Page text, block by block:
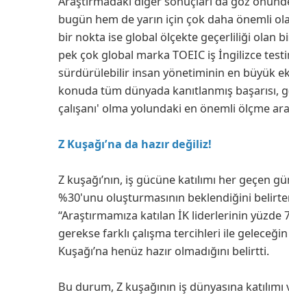
bugün hem de yarın için çok daha önemli
bir nokta ise global ölçekte geçerliliği olan
pek çok global marka TOEIC iş İngilizce
sürdürülebilir insan yönetiminin en büyük
konuda tüm dünyada kanıtlanmış
çalışanı' olma yolundaki en önemli ölçme
Z Kuşağı’na da hazır değiliz!
Z kuşağı’nın, iş gücüne katılımı her geçen
%30'unu oluşturmasının beklendiğini
“Araştırmamıza katılan İK liderlerinin
gerekse farklı çalışma tercihleri ile
Kuşağı’na henüz hazır olmadığını belirtti.
Bu durum, Z kuşağının iş dünyasına